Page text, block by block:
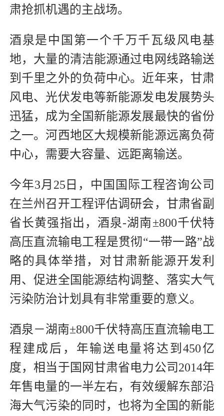
肃抢抓机遇的主战场。
酒泉是中国第一个千万千瓦级风电基
地，大量的清洁能源通过电网线路输送
到千里之外的负荷中心。近年来，甘肃
风电、光伏发电等新能源发电发展势头
迅猛，成为全国新能源发展最快的省份
之一。河西地区大规模新能源远离负荷
中心，需要大容量、远距离输送。
今年3月25日，中国国际工程咨询公司
在兰州召开工程评估调研会，甘肃省副
省长黄强指出，酒泉-湖南±800千伏特
高压直流输电工程是贯彻“一带一路”战
略的具体举措，对甘肃新能源开发利
用、促进全国能源结构调整、落实大气
污染防治计划具有非常重要的意义。
酒泉－湖南±800千伏特高压直流输电工
程建成后，年输送电量将达到450亿
度，相当于国网甘肃省电力公司2014年
年售电量的一半左右，有效缓解东部沿
海大气污染的同时，也将为全国的新能